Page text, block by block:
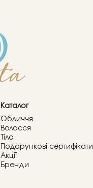
Каталог
Обличчя
Волосся
Тіло
Подарункові сертифікати
Акції
Бренди